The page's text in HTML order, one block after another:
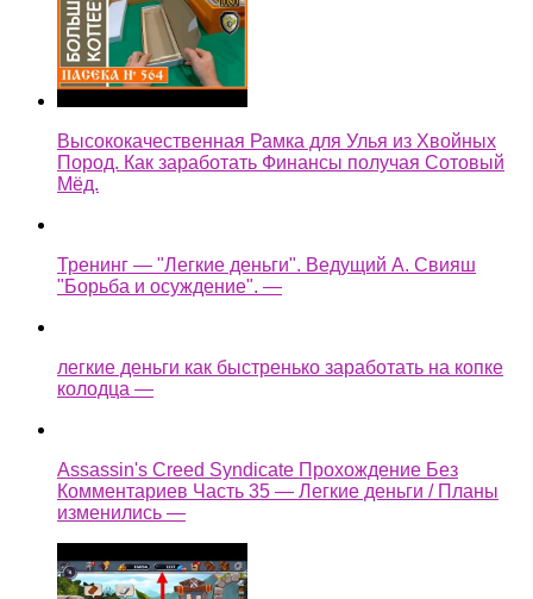
Высококачественная Рамка для Улья из Хвойных
Пород. Как заработать Финансы получая Сотовый
Мёд.
Тренинг — "Легкие деньги". Ведущий А. Свияш
"Борьба и осуждение". —
легкие деньги как быстренько заработать на копке
колодца —
Assassin's Creed Syndicate Прохождение Без
Комментариев Часть 35 — Легкие деньги / Планы
изменились —